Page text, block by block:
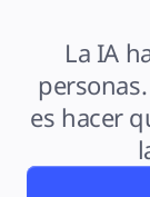
Formatos
La IA
es hacer